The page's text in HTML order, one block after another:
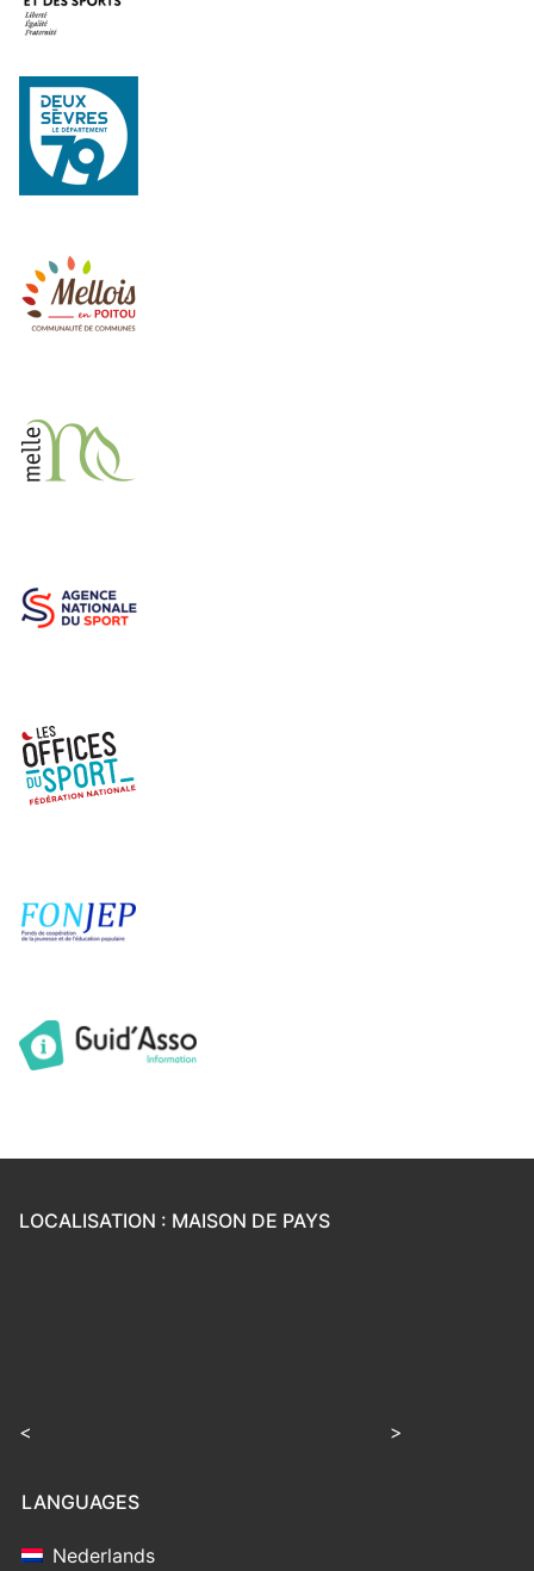
LOCALISATION : MAISON DE PAYS
< >
LANGUAGES
Nederlands